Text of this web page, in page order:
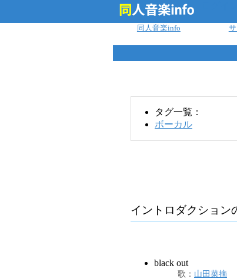
同人音楽info
タグ一覧：
ボーカル
イントロダクション
black out
歌 ： 山田菜摘